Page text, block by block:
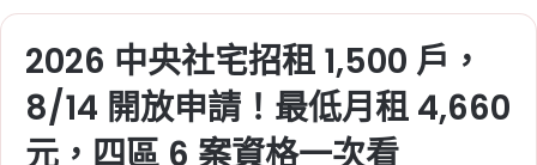
2026-04-10
國民年金生育給付最高
4.2 萬入帳！4 月發放時
2026 中央社宅招租 1,500 戶，
8/14 開放申請！最低月租 4,660
元，四區 6 案資格一次看